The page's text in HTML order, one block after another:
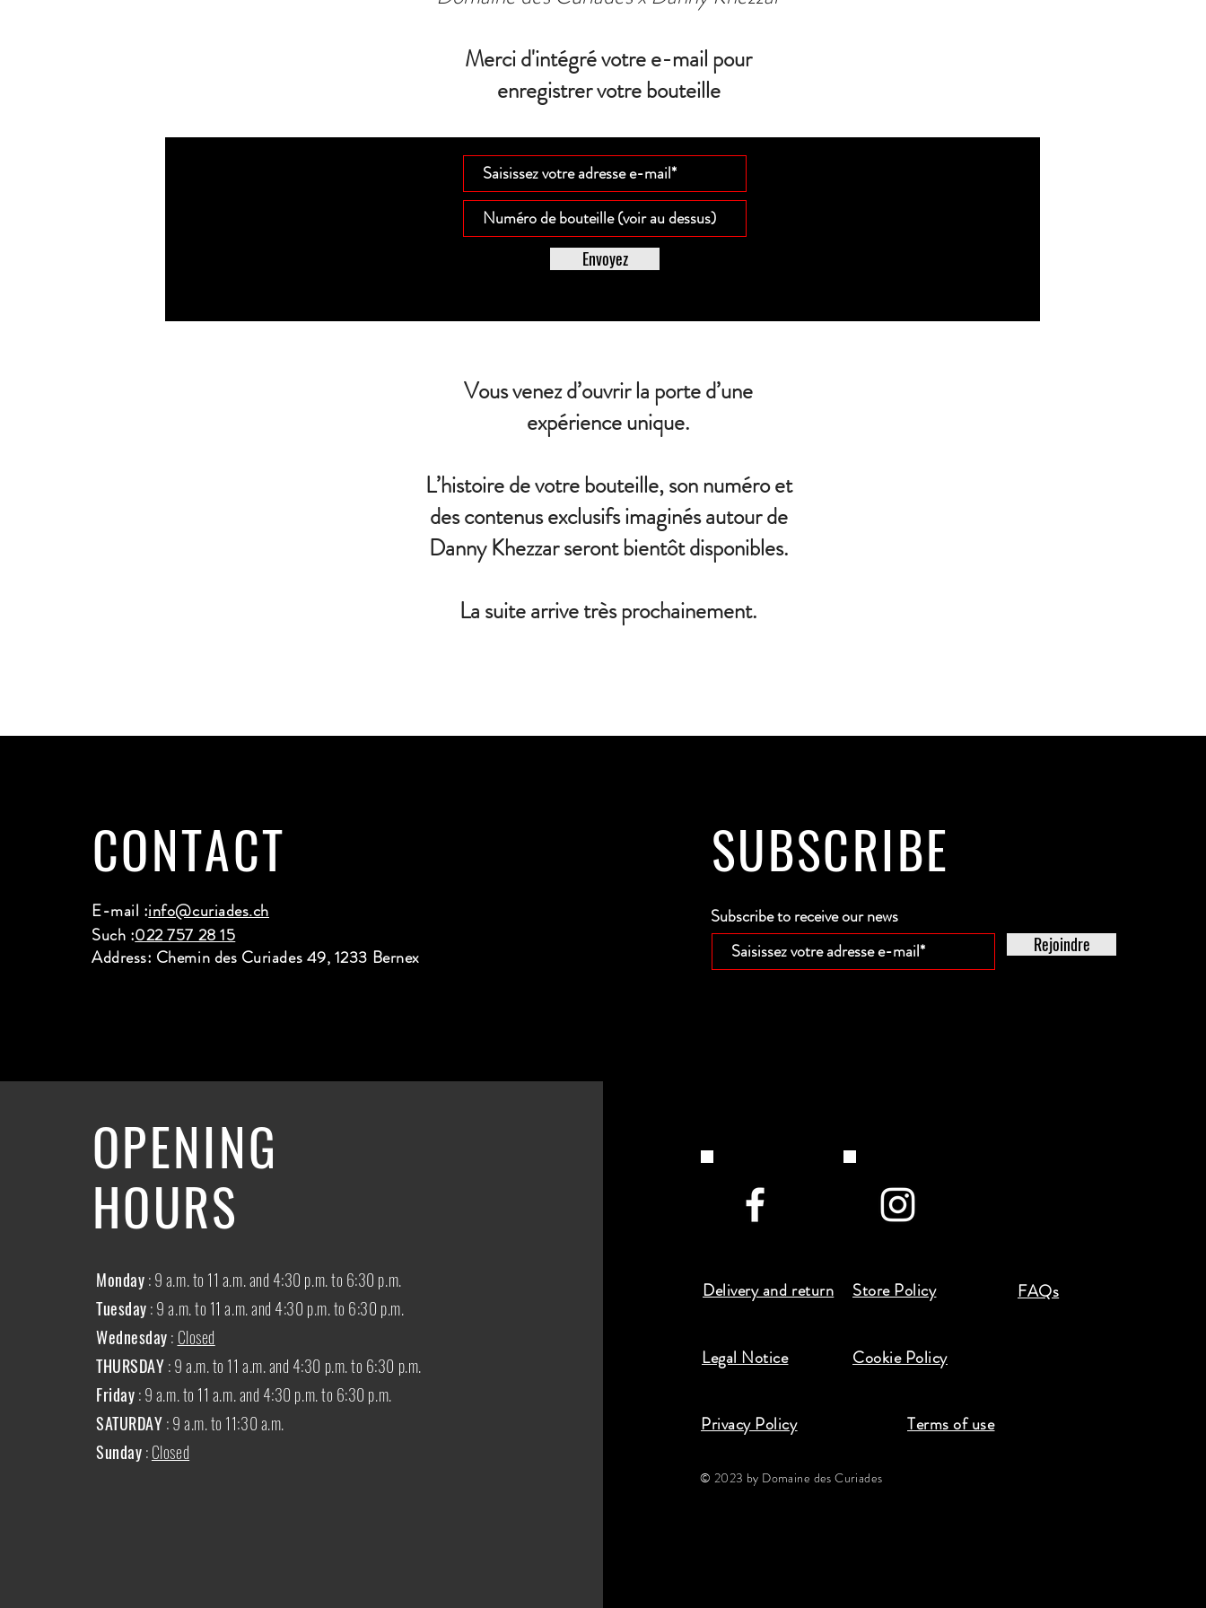
Merci d'intégré votre e-mail pour
enregistrer votre bouteille
Envoyez
Vous venez d’ouvrir la porte d’une
expérience unique.
L’histoire de votre bouteille, son numéro et
des contenus exclusifs imaginés autour de
Danny Khezzar seront bientôt disponibles.
La suite arrive très prochainement.
CONTACT
E-mail :info@curiades.ch
Such :022 757 28 15
Address: Chemin des Curiades 49, 1233 Bernex
SUBSCRIBE
Subscribe to receive our news
Rejoindre
OPENING
HOURS
Monday: 9 a.m. to 11 a.m. and 4:30 p.m. to 6:30 p.m.
Tuesday: 9 a.m. to 11 a.m. and 4:30 p.m. to 6:30 p.m.
Wednesday: Closed
THURSDAY:9 a.m. to 11 a.m. and 4:30 p.m. to 6:30 p.m.
Friday: 9 a.m. to 11 a.m. and 4:30 p.m. to 6:30 p.m.
SATURDAY: 9 a.m. to 11:30 a.m.
Sunday:Closed
Delivery and return Store Policy FAQs
Legal Notice Cookie Policy
Privacy Policy Terms of use
© 2023 by Domaine des Curiades